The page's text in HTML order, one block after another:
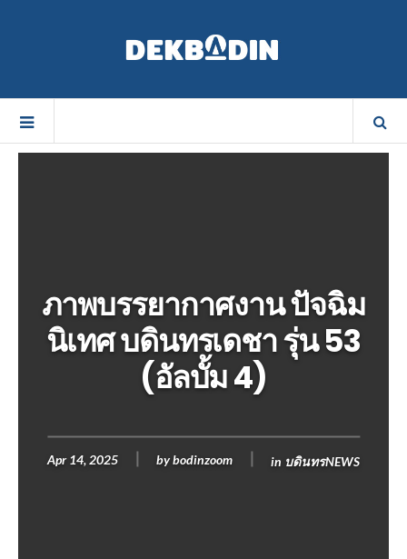
ภาพบรรยากาศงาน ปัจฉิม
นิเทศ บดินทรเดชา รุ่น 53
(อัลบั้ม 4)
Apr 14, 2025 bybodinzoom in บดินทรNEWS